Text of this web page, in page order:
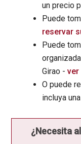
un precio
Puede
reservar
Puede
Girao -ver
O puede
incluya
¿Necesita